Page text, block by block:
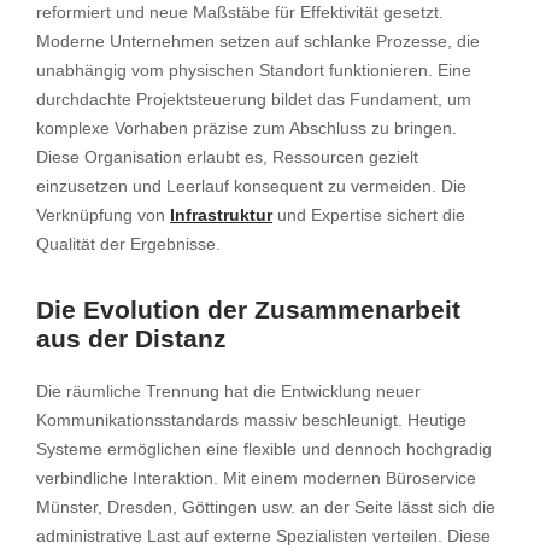
reformiert und neue Maßstäbe für Effektivität gesetzt.
Moderne Unternehmen setzen auf schlanke Prozesse, die
unabhängig vom physischen Standort funktionieren. Eine
durchdachte Projektsteuerung bildet das Fundament, um
komplexe Vorhaben präzise zum Abschluss zu bringen.
Diese Organisation erlaubt es, Ressourcen gezielt
einzusetzen und Leerlauf konsequent zu vermeiden. Die
Verknüpfung von
Infrastrukturund Expertise sichert die
Qualität der Ergebnisse.
Die Evolution der Zusammenarbeit
aus der Distanz
Die räumliche Trennung hat die Entwicklung neuer
Kommunikationsstandards massiv beschleunigt. Heutige
Systeme ermöglichen eine flexible und dennoch hochgradig
verbindliche Interaktion. Mit einem modernen Büroservice
Münster, Dresden, Göttingen usw. an der Seite lässt sich die
administrative Last auf externe Spezialisten verteilen. Diese